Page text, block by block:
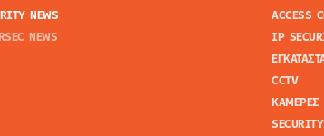
NEWS
NEWS
ACCESS
IP
CCTV
ΚΑΜΕΡΕΣ